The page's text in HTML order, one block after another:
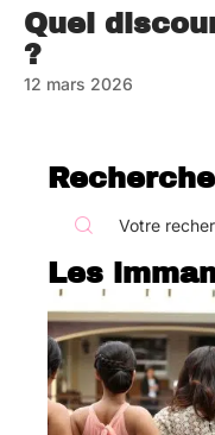
Quel
?
12 mars 2026
Recherche
Les